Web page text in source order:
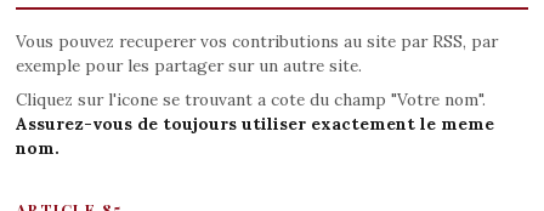
Vous pouvez recuperer vos contributions au site par RSS, par
exemple pour les partager sur un autre site.
Cliquez sur l'icone se trouvant a cote du champ "Votre nom".
Assurez-vous de toujours utiliser exactement le meme
nom.